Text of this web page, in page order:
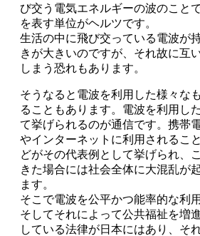
び交う電気エネルギーの波のこと
を表す単位がヘルツです。
生活の中に飛び交っている電波が
きが大きいのですが、それ故に互
しまう恐れもあります。
そうなると電波を利用した様々な
ることもあります。電波を利用し
て挙げられるのが通信です。携帯
やインターネットに利用されるこ
どがその代表例として挙げられ、
きた場合には社会全体に大混乱が
ます。
そこで電波を公平かつ能率的な利
そしてそれによって公共福祉を増
している法律が日本にはあり、そ